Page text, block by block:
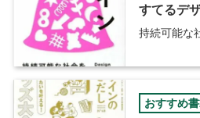
すてるデ
持続可能な
おすすめ